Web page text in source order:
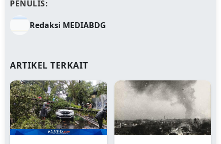
PENULIS:
Redaksi MEDIABDG
ARTIKEL TERKAIT